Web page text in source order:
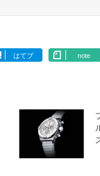
はてブ note